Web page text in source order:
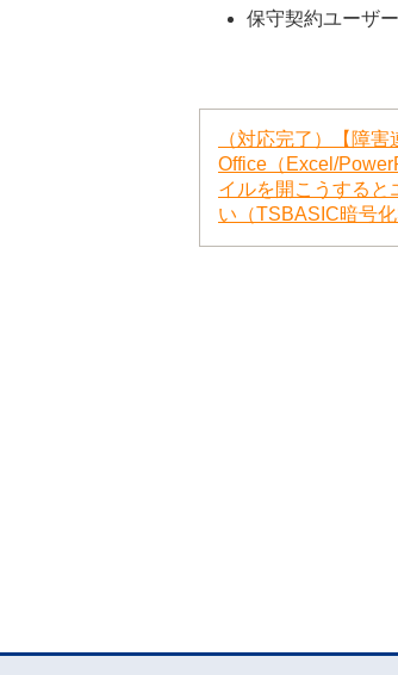
保守契約ユーザ
（対応完了）【障
Office（Excel/
イルを開こうすると
い（TSBASIC暗号